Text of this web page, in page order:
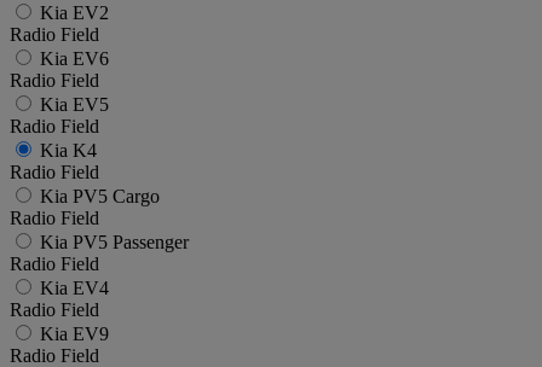
Kia EV2
Radio Field
Kia EV6
Radio Field
Kia EV5
Radio Field
Kia K4
Radio Field
Kia PV5 Cargo
Radio Field
Kia PV5 Passenger
Radio Field
Kia EV4
Radio Field
Kia EV9
Radio Field